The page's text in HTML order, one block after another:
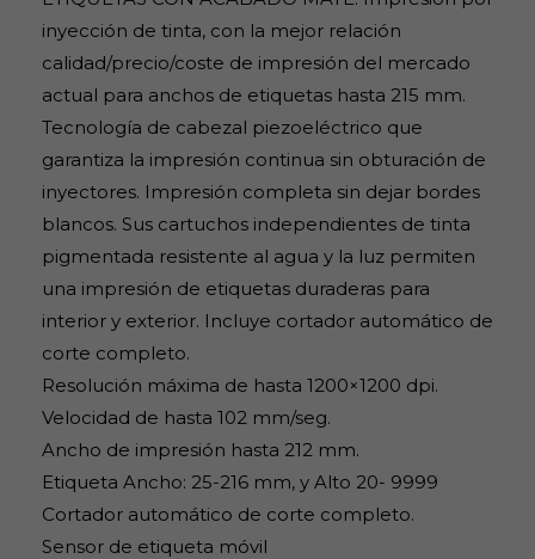
inyección de tinta, con la mejor relación
calidad/precio/coste de impresión del mercado
actual para anchos de etiquetas hasta 215 mm.
Tecnología de cabezal piezoeléctrico que
garantiza la impresión continua sin obturación de
inyectores. Impresión completa sin dejar bordes
blancos. Sus cartuchos independientes de tinta
pigmentada resistente al agua y la luz permiten
una impresión de etiquetas duraderas para
interior y exterior. Incluye cortador automático de
corte completo.
Resolución máxima de hasta 1200×1200 dpi.
Velocidad de hasta 102 mm/seg.
Ancho de impresión hasta 212 mm.
Etiqueta Ancho: 25-216 mm, y Alto 20- 9999
Cortador automático de corte completo.
Sensor de etiqueta móvil